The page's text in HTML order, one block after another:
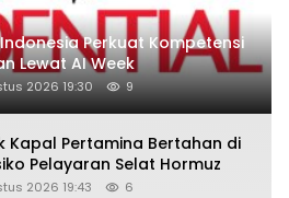
Perkuat Kompetensi
Lewat AI Week
2026 19:30 9
Kapal Pertamina Bertahan di
Pelayaran Selat Hormuz
2026 19:43 6